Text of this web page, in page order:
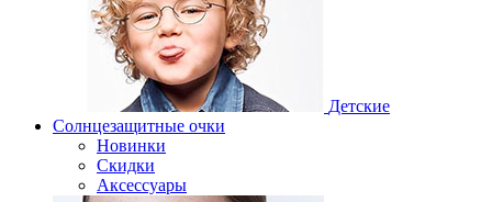
Детские
Солнцезащитные очки
Новинки
Скидки
Аксессуары